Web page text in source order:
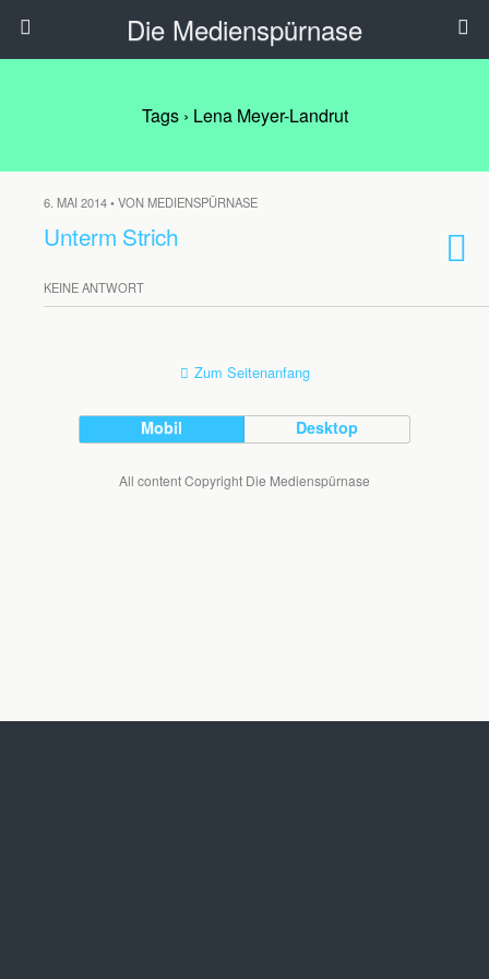
Die Medienspürnase
Tags › Lena Meyer-Landrut
6. MAI 2014 • VON MEDIENSPÜRNASE
Unterm Strich
KEINE ANTWORT
Zum Seitenanfang
Mobil Desktop
All content Copyright Die Medienspürnase